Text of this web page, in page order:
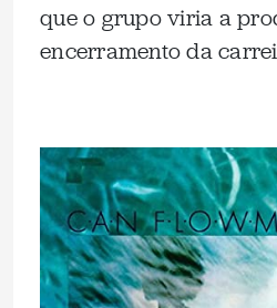
que o grupo viria a
encerramento da